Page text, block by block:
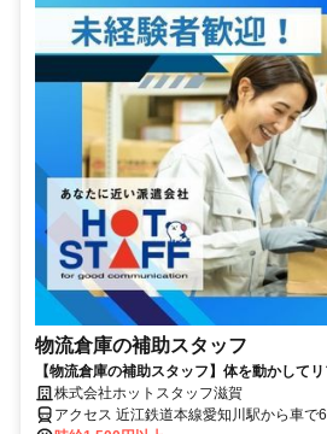
物流倉庫の補助スタッフ
【物流倉庫の補助スタッフ】体を動かして
がメインの倉庫内作業！
株式会社ホットスタッフ滋賀
アクセス 近江鉄道本線愛知川駅から車で